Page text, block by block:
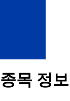
목 정보